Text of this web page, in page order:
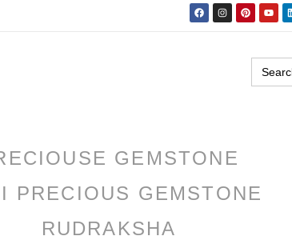
Search
for:
GEMSTONE
PRECIOUS GEMSTONE
RUDRAKSHA